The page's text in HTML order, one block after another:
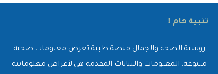
تنبية هام !
روشتة الصحة والجمال منصة طبية تعرض معلومات صحية
متنوعة، المعلومات والبيانات المقدمة هي لأغراض معلوماتية